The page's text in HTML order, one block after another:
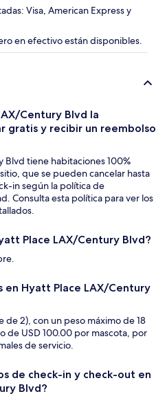
Visa, American Express y
en efectivo están disponibles.
Century Blvd la
gratis y recibir un reembolso
Blvd tiene habitaciones 100%
que se pueden cancelar hasta
in según la política de
Consulta esta política para ver los
Place LAX/Century Blvd?
en Hyatt Place LAX/Century
de 2), con un peso máximo de 18
de USD 100.00 por mascota, por
de servicio.
de check-in y check-out en
Blvd?